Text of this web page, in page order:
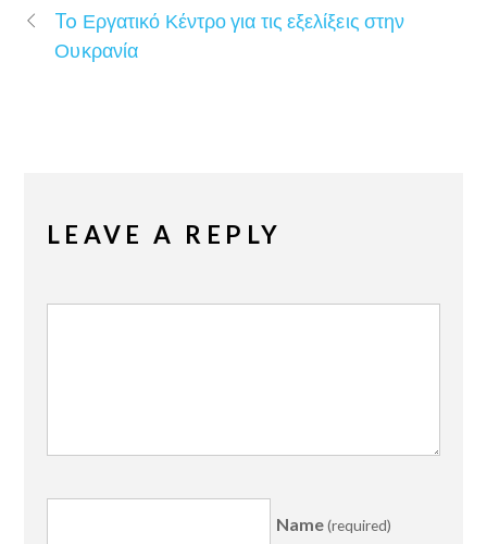
To Εργατικό Κέντρο για τις εξελίξεις στην
Ουκρανία
LEAVE A REPLY
Name(required)